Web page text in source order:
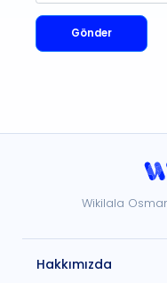
Gönder
Wikilala
Hakkımızda